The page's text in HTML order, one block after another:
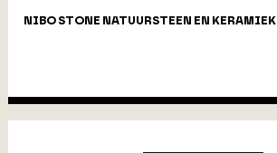
NIBO STONE NATUURSTEEN EN KERAMIEK